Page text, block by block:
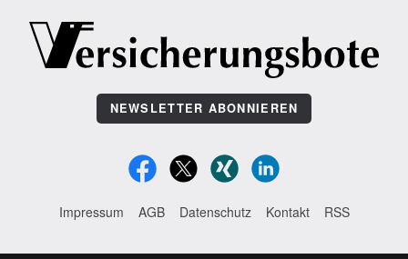
NEWSLETTER ABONNIEREN
Impressum AGB Datenschutz Kontakt RSS